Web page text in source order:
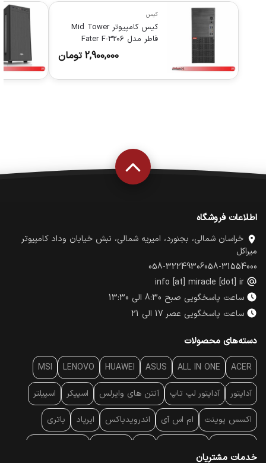
کیس
کیس کامپیوتر Mid Tower
فاطر مدل Fater F-3206
2,900,000 تومان
اطلاعات فروشگاه
خراسان شمالی، بجنورد، امیریه شمالی، نبش خیابان وداد کامپیوتر
میراکل
058-31554000
058-32249306
info [at] miracle [dot] ir
ساعت پاسخگویی صبح 8:30 الی 13:30
ساعت پاسخگویی عصر 17 الی 21
دسته‌های محصولات
ACER
ALL IN ONE
ASUS
HUAWEI
LENOVO
MSI
آداپتور آداپتور لپ تاپ آنتن‌ های وایرلس اسپیکر اسپیلتر
اکسس پوینت ام اس آی اندرویدباکس ایرپاد باتری
خدمات مشتریان